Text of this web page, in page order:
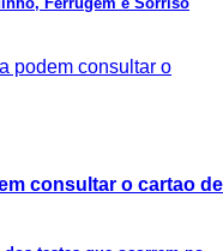
consultar o cartao de